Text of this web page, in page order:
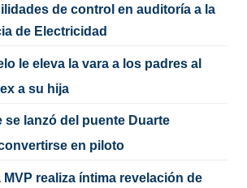
de control en auditoría a la
de Electricidad
le eleva la vara a los padres al
a su hija
se lanzó del puente Duarte
en piloto
realiza íntima revelación de